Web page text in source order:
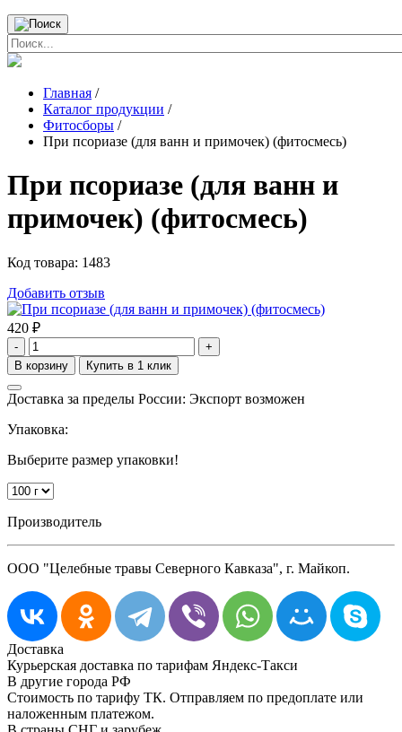
Главная /
Каталог продукции /
Фитосборы /
При псориазе (для ванн и примочек) (фитосмесь)
При псориазе (для ванн и
примочек) (фитосмесь)
Код товара: 1483
Добавить отзыв
420 ₽
- +
Доставка за пределы России: Экспорт возможен
Упаковка:
Выберите размер упаковки!
Производитель
ООО "Целебные травы Северного Кавказа", г. Майкоп.
Доставка
Курьерская доставка по тарифам Яндекс-Такси
В другие города РФ
Стоимость по тарифу ТК. Отправляем по предоплате или
наложенным платежом.